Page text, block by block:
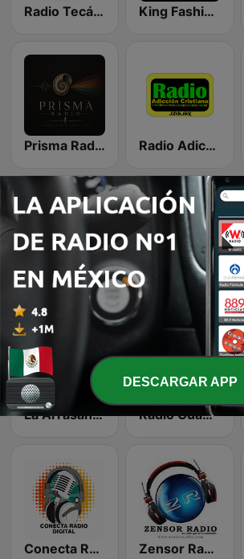
Radio Tecámac King Fashion Team Radio
Prisma Radio Radio Adiccion Cristiana
Radio Atlazalpan Mega Stereo
La Arrasante Radio Radio Cuautla web
Conecta Radio Digital Zensor Radio
DESCARGAR APP